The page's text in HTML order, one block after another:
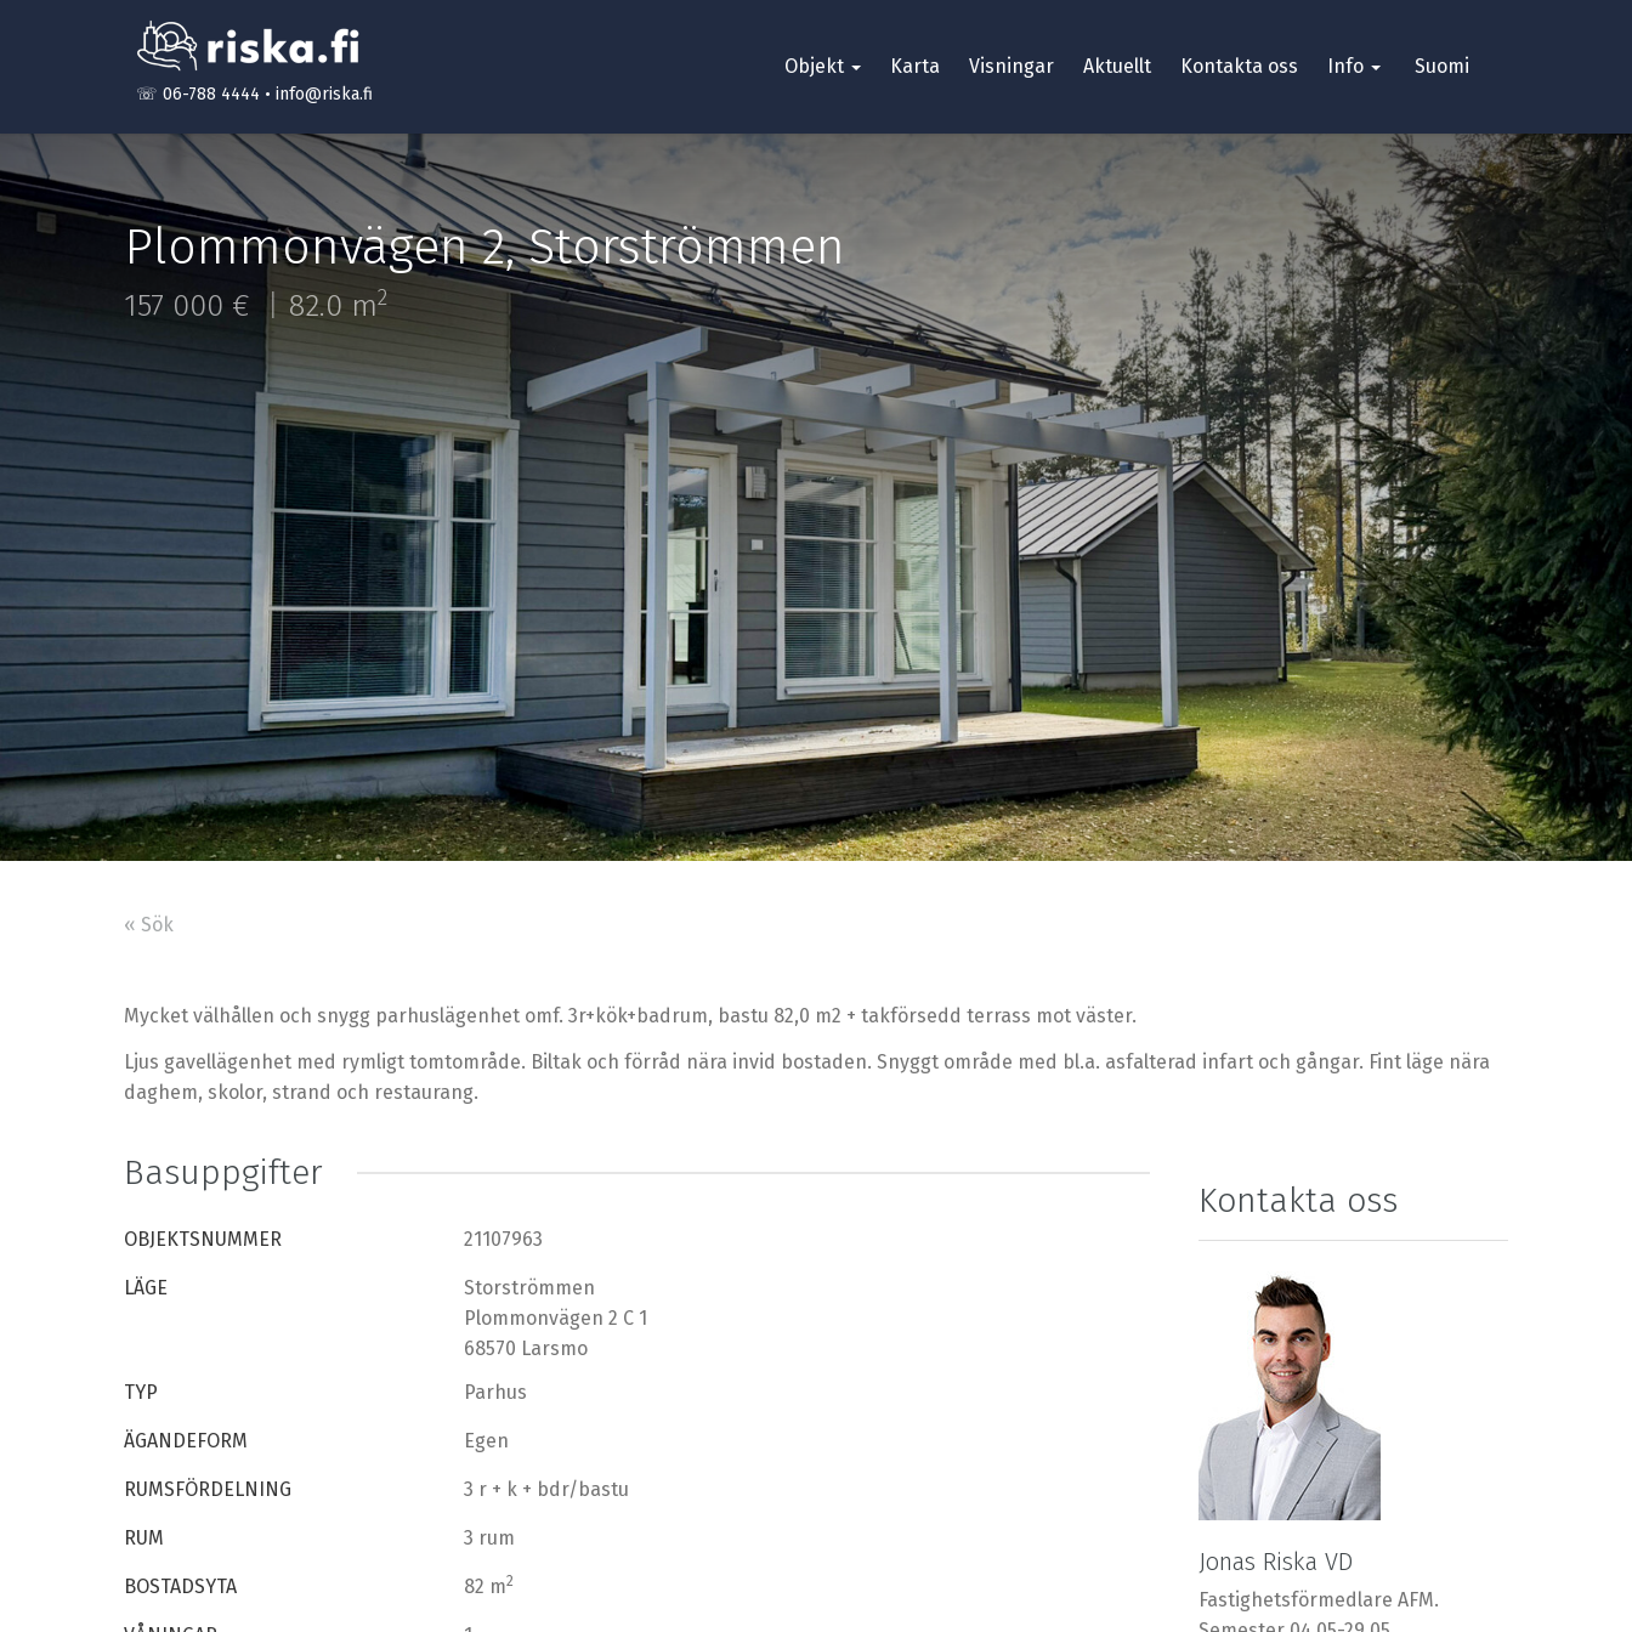
☏ 06-788 4444 • info@riska.fi
Objekt Karta Visningar Aktuellt Kontakta oss Info Suomi
Plommonvägen 2,Storströmmen
157 000 € 82.0 m2
« Sök
Mycket välhållen och snygg parhuslägenhet omf. 3r+kök+badrum, bastu 82,0 m2 + takförsedd terrass mot väster.
Ljus gavellägenhet med rymligt tomtområde. Biltak och förråd nära invid bostaden. Snyggt område med bl.a. asfalterad infart och gångar. Fint läge nära
daghem, skolor, strand och restaurang.
Basuppgifter
OBJEKTSNUMMER 21107963
LÄGE
Storströmmen
Plommonvägen 2 C 1
68570 Larsmo
TYP
Parhus
ÄGANDEFORM Egen
RUMSFÖRDELNING 3 r + k + bdr/bastu
RUM 3 rum
BOSTADSYTA 82 m2
Kontakta oss
Jonas Riska VD
Fastighetsförmedlare AFM.